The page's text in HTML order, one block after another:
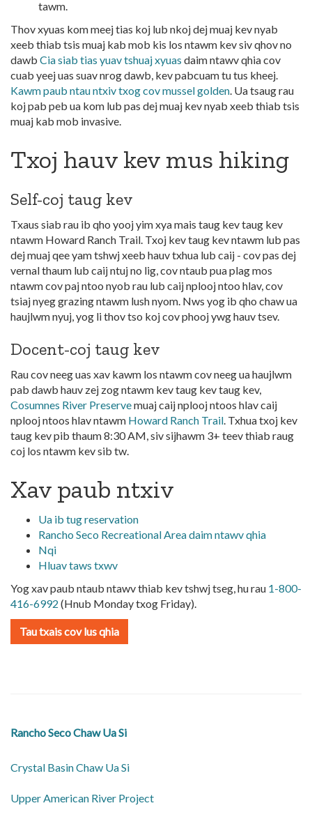
tawm.
Thov xyuas kom meej tias koj lub nkoj dej muaj kev nyab
xeeb thiab tsis muaj kab mob kis los ntawm kev siv qhov no
dawb Cia siab tias yuav tshuaj xyuas daim ntawv qhia cov
cuab yeej uas suav nrog dawb, kev pabcuam tu tus kheej.
Kawm paub ntau ntxiv txog cov mussel golden. Ua tsaug rau
koj pab peb ua kom lub pas dej muaj kev nyab xeeb thiab tsis
muaj kab mob invasive.
Txoj hauv kev mus hiking
Self-coj taug kev
Txaus siab rau ib qho yooj yim xya mais taug kev taug kev
ntawm Howard Ranch Trail. Txoj kev taug kev ntawm lub pas
dej muaj qee yam tshwj xeeb hauv txhua lub caij - cov pas dej
vernal thaum lub caij ntuj no lig, cov ntaub pua plag mos
ntawm cov paj ntoo nyob rau lub caij nplooj ntoo hlav, cov
tsiaj nyeg grazing ntawm lush nyom. Nws yog ib qho chaw ua
haujlwm nyuj, yog li thov tso koj cov phooj ywg hauv tsev.
Docent-coj taug kev
Rau cov neeg uas xav kawm los ntawm cov neeg ua haujlwm
pab dawb hauv zej zog ntawm kev taug kev taug kev,
Cosumnes River Preservemuaj caij nplooj ntoos hlav caij
nplooj ntoos hlav ntawm Howard Ranch Trail. Txhua txoj kev
taug kev pib thaum 8:30 AM, siv sijhawm 3+ teev thiab raug
coj los ntawm kev sib tw.
Xav paub ntxiv
Ua ib tug reservation
Rancho Seco Recreational Area daim ntawv qhia
Nqi
Hluav taws txwv
Yog xav paub ntaub ntawv thiab kev tshwj tseg, hu rau 1-800-
416-6992 (Hnub Monday txog Friday).
Tau txais cov lus qhia
Rancho Seco Chaw Ua Si
Crystal Basin Chaw Ua Si
​Upper American River Project